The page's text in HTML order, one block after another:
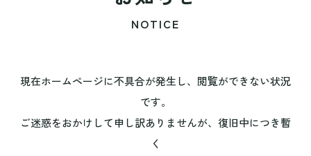
NOTICE
現在ホームページに不具合が発生し、閲覧ができない状況
です。
ご迷惑をおかけして申し訳ありませんが、復旧中につき暫
く